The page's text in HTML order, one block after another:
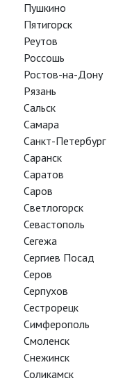
Пушкино
Пятигорск
Реутов
Россошь
Ростов-на-Дону
Рязань
Сальск
Самара
Санкт-Петербург
Саранск
Саратов
Саров
Светлогорск
Севастополь
Сегежа
Сергиев Посад
Серов
Серпухов
Сестрорецк
Симферополь
Смоленск
Снежинск
Соликамск